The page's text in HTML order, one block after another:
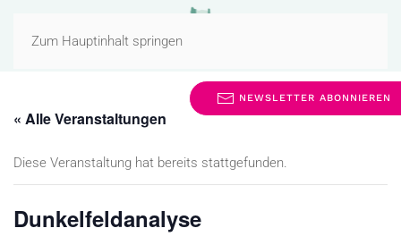
Zum Hauptinhalt springen
MENÜ
« Alle Veranstaltungen
Diese Veranstaltung hat bereits stattgefunden.
Dunkelfeldanalyse
NEWSLETTER ABONNIEREN